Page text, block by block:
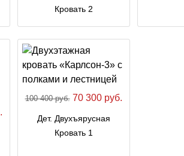
Кровать 2
100 400 руб.70 300 руб.
Дет. Двухъярусная
Кровать 1